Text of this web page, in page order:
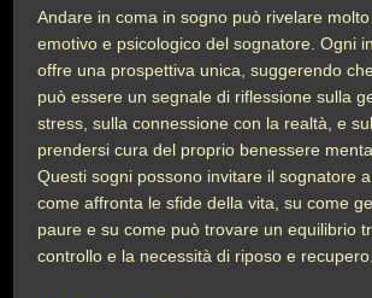
Andare in coma in sogno può rivelare
emotivo e psicologico del sognatore. Ogni
offre una prospettiva unica, suggerendo
può essere un segnale di riflessione sulla
stress, sulla connessione con la realtà, e
prendersi cura del proprio benessere
Questi sogni possono invitare il sognatore
come affronta le sfide della vita, su come
paure e su come può trovare un equilibrio
controllo e la necessità di riposo e recupero.